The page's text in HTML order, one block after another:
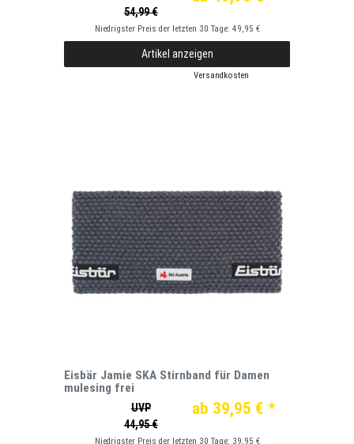
54,99 €
Niedrigster Preis der letzten 30 Tage: 49,95 €
Artikel anzeigen
Versandkosten
Eisbär Jamie SKA Stirnband für Damen
mulesing frei
UVP
44,95 €
ab 39,95 € *
Niedrigster Preis der letzten 30 Tage: 39,95 €